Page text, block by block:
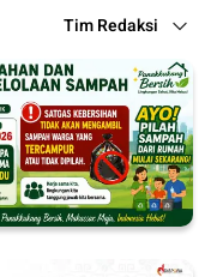
Tim Redaksi